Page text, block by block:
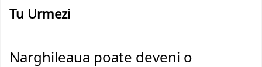
Tu Urmezi
Narghileaua poate deveni o